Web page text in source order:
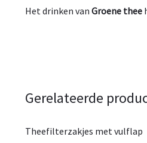
Het drinken van Groene thee
Gerelateerde
Theefilterzakjes met vulflap